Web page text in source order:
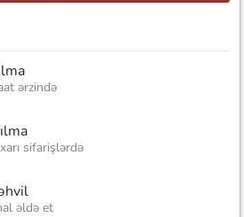
ərzində
sifarişlərdə
əldə et